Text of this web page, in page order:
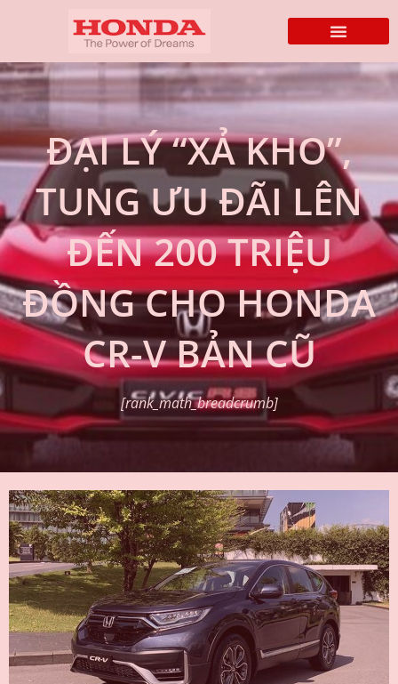
ĐẠI LÝ “XẢ KHO”,
TUNG ƯU ĐÃI LÊN
ĐẾN 200 TRIỆU
ĐỒNG CHO HONDA
CR-V BẢN CŨ
[rank_math_breadcrumb]